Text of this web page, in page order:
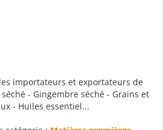
importateurs et exportateurs de
- Gingembre séché - Grains et
- Huiles essentiel...